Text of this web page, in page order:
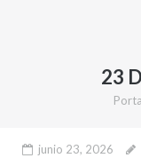
23
junio 23, 2026